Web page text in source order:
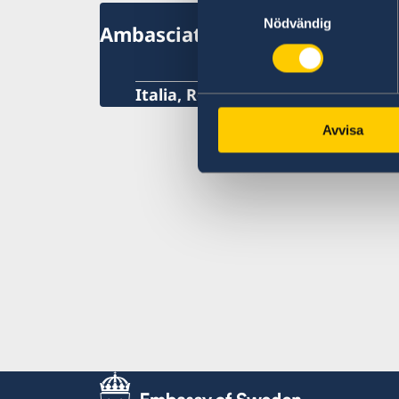
Nödvändig
Avvisa
Ambasciata di Svezia
Italia, Roma